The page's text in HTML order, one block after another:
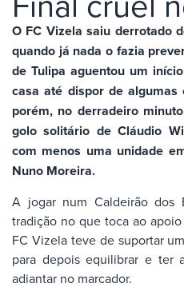
O FC Vizela saiu derrotado
quando já nada o fazia
de Tulipa aguentou um
casa até dispor de algumas
porém, no derradeiro
golo solitário de Cláudio
com menos uma unidade
Nuno Moreira.
A jogar num Caldeirão dos
tradição no que toca ao
FC Vizela teve de suportar
para depois equilibrar e ter
adiantar no marcador.